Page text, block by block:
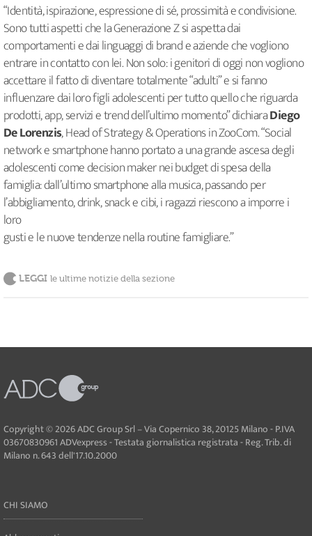
“Identità, ispirazione, espressione di sé, prossimità e condivisione.
Sono tutti aspetti che la Generazione Z si aspetta dai
comportamenti e dai linguaggi di brand e aziende che vogliono
entrare in contatto con lei. Non solo: i genitori di oggi non vogliono
accettare il fatto di diventare totalmente “adulti” e si fanno
influenzare dai loro figli adolescenti per tutto quello che riguarda
prodotti, app, servizi e trend dell’ultimo momento” dichiaraDiego
De Lorenzis, Head of Strategy & Operations in ZooCom. “Social
network e smartphone hanno portato a una grande ascesa degli
adolescenti come decision maker nei budget di spesa della
famiglia: dall’ultimo smartphone alla musica, passando per
l’abbigliamento, drink, snack e cibi, i ragazzi riescono a imporre i
loro
gusti e le nuove tendenze nella routine famigliare.”
LEGGI le ultime notizie della sezione
Copyright © 2026 ADC Group Srl – Via Copernico 38, 20125 Milano - P.IVA
03670830961 ADVexpress - Testata giornalistica registrata - Reg. Trib. di
Milano n. 643 dell'17.10.2000
CHI SIAMO